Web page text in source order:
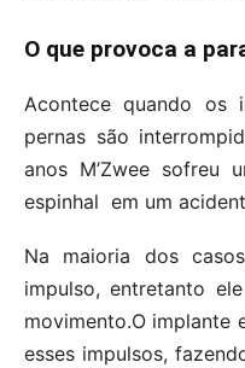
O que provoca a
Acontece quando os
pernas são
anos M’Zwee sofreu
espinhal em um
Na maioria dos
impulso, entretanto
movimento.O implante
esses impulsos,